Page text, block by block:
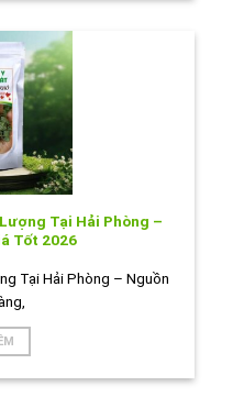
Tại Hải Phòng –
Tốt 2026
Tại Hải Phòng – Nguồn